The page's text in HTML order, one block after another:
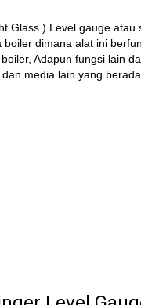
Glass ) Level gauge
dimana alat ini
Adapun fungsi lain
media lain yang